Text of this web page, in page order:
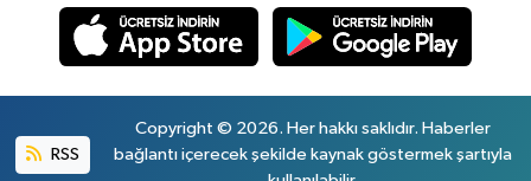
RSS
Copyright © 2026. Her hakkı saklıdır. Haberler
bağlantı içerecek şekilde kaynak göstermek şartıyla